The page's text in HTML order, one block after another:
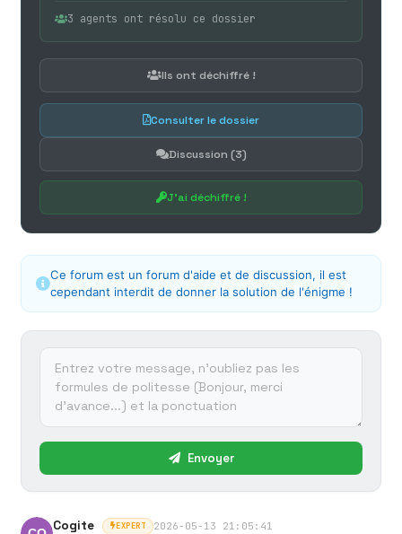
3 agents ont résolu ce dossier
Ils ont déchiffré !
Consulter le dossier
Discussion (3)
J'ai déchiffré !
Ce forum est un forum d'aide et de discussion, il est
cependant interdit de donner la solution de l'énigme !
Envoyer
Cogite EXPERT 2026-05-13 21:05:41